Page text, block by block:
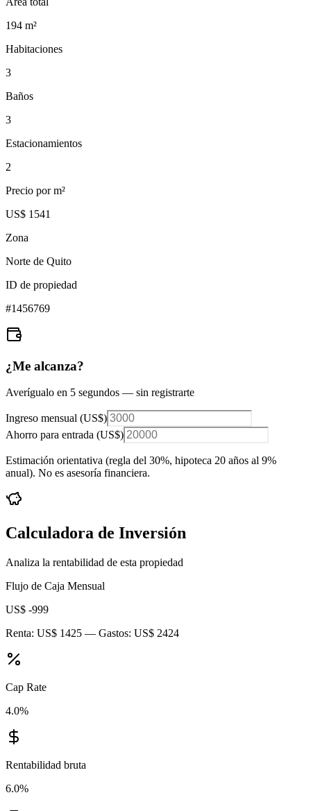
194 m²
Habitaciones
3
Baños
3
Estacionamientos
2
Precio por m²
US$ 1541
Zona
Norte de Quito
ID de propiedad
#1456769
¿Me alcanza?
Averígualo en 5 segundos — sin registrarte
Ingreso mensual (US$)
Ahorro para entrada (US$)
Estimación orientativa (regla del 30%, hipoteca 20 años al 9%
anual). No es asesoría financiera.
Calculadora de Inversión
Analiza la rentabilidad de esta propiedad
Flujo de Caja Mensual
US$ -999
Renta: US$ 1425 — Gastos: US$ 2424
Cap Rate
4.0%
Rentabilidad bruta
6.0%